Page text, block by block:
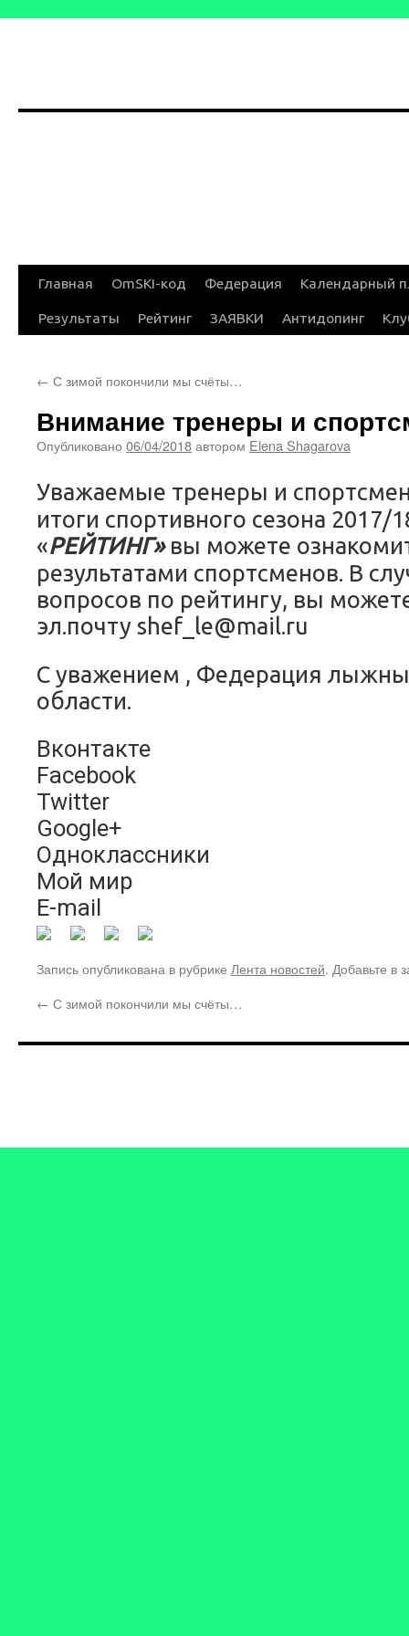
Перейти
Главная OmSKI-код Федерация Календарный
Результаты Рейтинг ЗАЯВКИ Антидопинг
← С зимой покончили мы счёты…
Внимание тренеры и
Опубликовано 06/04/2018автором Elena Shagarova
Уважаемые тренеры и
итоги спортивного сезона 2017/
«РЕЙТИНГ»вы можете
результатами спортсменов. В
вопросов по рейтингу, вы
эл.почту shef_le@mail.ru
С уважением , Федерация
области.
Вконтакте
Facebook
Twitter
Google+
Одноклассники
Мой мир
E-mail
Запись опубликована в рубрике Лента новостей. Добавьте в
← С зимой покончили мы счёты…